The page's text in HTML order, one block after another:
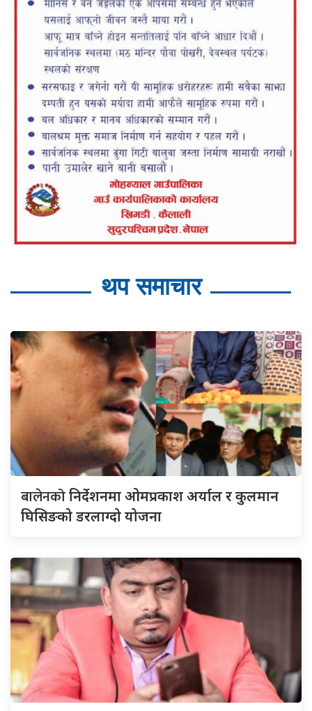
थप समाचार
बालेनकोनिर्देशनमा ओमप्रकाश अर्याल र कुलमान
घिसिङको डरलाग्दो योजना